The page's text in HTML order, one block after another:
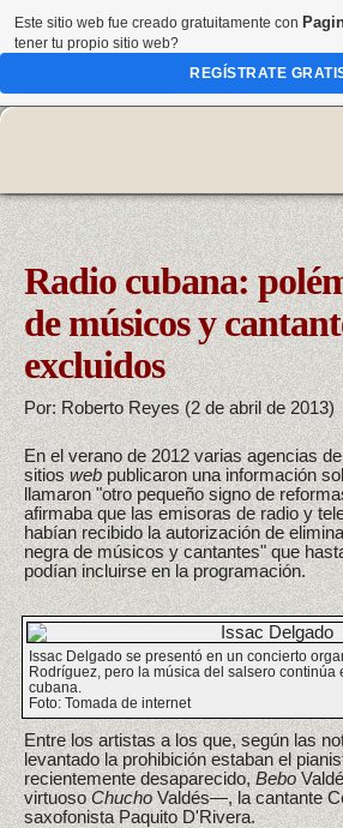
Radio cubana:
de músicos y
excluidos
Por: Roberto Reyes (2 de abril de 2013)
En el verano de 2012 varias agencias
sitios web publicaron una información
llamaron "otro pequeño signo de
afirmaba que las emisoras de radio y
habían recibido la autorización de
negra de músicos y cantantes" que
podían incluirse en la programación.
Issac Delgado se presentó en un concierto
Rodríguez, pero la música del salsero continúa
cubana.
Foto: Tomada de internet
Entre los artistas a los que, según las
levantado la prohibición estaban el
recientemente desaparecido, Bebo
virtuoso ChuchoValdés—, la cantante
saxofonista Paquito D'Rivera.
Este sitio web fue creado gratuitamente con
tener tu propio sitio web?
REGÍSTRATE